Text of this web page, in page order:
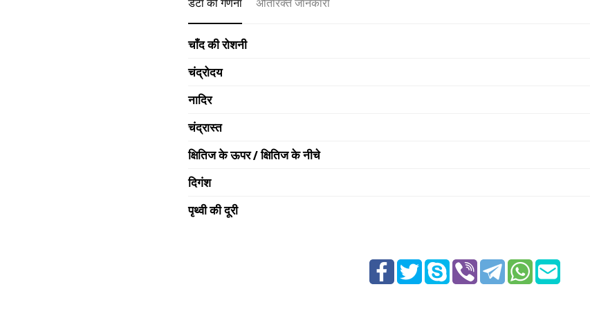
चाँद की रोशनी
चंद्रोदय
नादिर
चंद्रास्त
क्षितिज के ऊपर / क्षितिज के नीचे
दिगंश
पृथ्वी की दूरी